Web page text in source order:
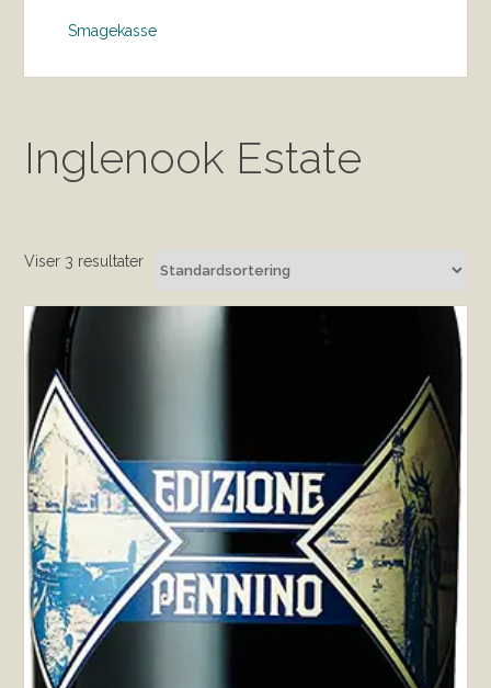
Smagekasse
Inglenook Estate
Viser 3 resultater